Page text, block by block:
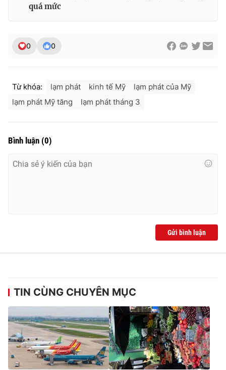
quá mức
0 0
Từ khóa: lạm phát kinh tế Mỹ
lạm phát của Mỹ
lạm phát Mỹ tăng
lạm phát tháng 3
Bình luận (0)
Gửi bình luận
TIN CÙNG CHUYÊN MỤC